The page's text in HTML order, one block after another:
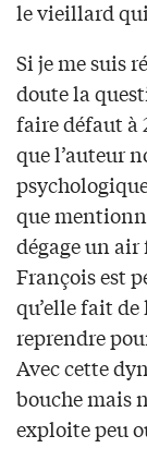
le vieillard
Si je me suis
doute la
faire défaut à
que l’auteur
que
dégage un
François est
qu’elle fait
reprendre
Avec cette
bouche mais
exploite peu